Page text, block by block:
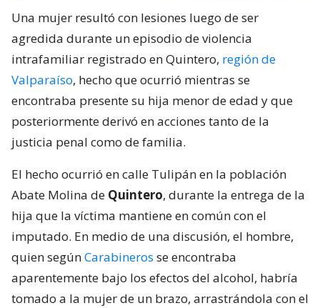
Una mujer resultó con lesiones luego de ser
agredida durante un episodio de violencia
intrafamiliar registrado en Quintero, región de
Valparaíso, hecho que ocurrió mientras se
encontraba presente su hija menor de edad y que
posteriormente derivó en acciones tanto de la
justicia penal como de familia.
El hecho ocurrió en calle Tulipán en la población
Abate Molina de Quintero, durante la entrega de la
hija que la víctima mantiene en común con el
imputado. En medio de una discusión, el hombre,
quien segúnCarabineros se encontraba
aparentemente bajo los efectos del alcohol, habría
tomado a la mujer de un brazo, arrastrándola con el